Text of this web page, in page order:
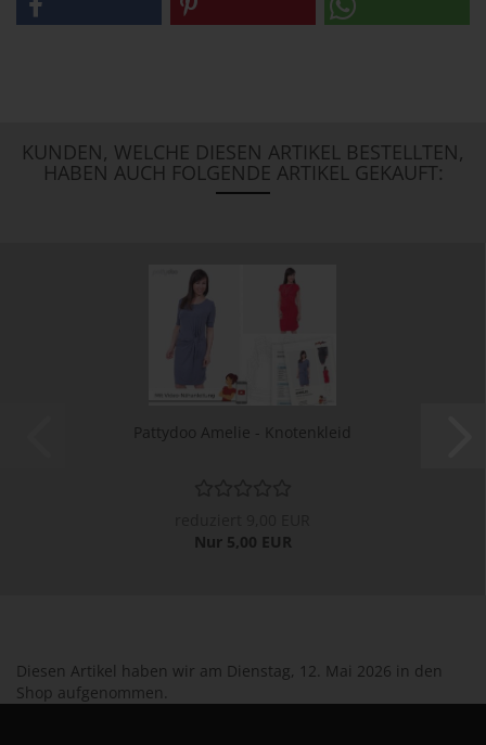
KUNDEN, WELCHE DIESEN ARTIKEL BESTELLTEN,
HABEN AUCH FOLGENDE ARTIKEL GEKAUFT:
Pattydoo Amelie - Knotenkleid
Nur 5,00 EUR
Diesen Artikel haben wir am Dienstag, 12. Mai 2026 in den
Shop aufgenommen.